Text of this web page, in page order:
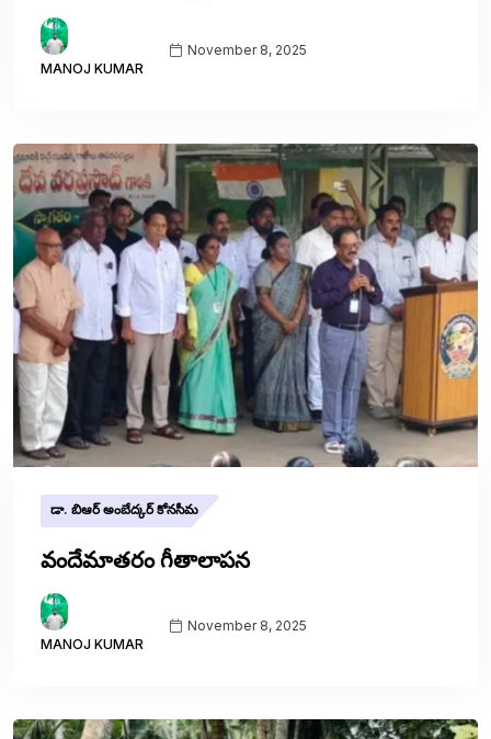
MANOJ KUMAR
November 8, 2025
డా. బిఆర్ అంబేద్కర్ కోనసీమ
వందేమాతరం గీతాలాపన
MANOJ KUMAR
November 8, 2025